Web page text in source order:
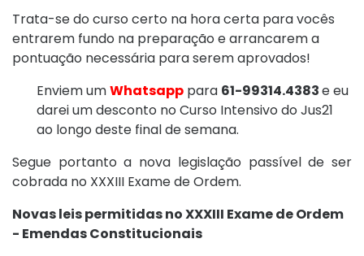
Trata-se do curso certo na hora certa para vocês
entrarem fundo na preparação e arrancarem a
pontuação necessária para serem aprovados!
Enviem umWhatsapp para 61-99314.4383e eu
darei um desconto no Curso Intensivo do Jus21
ao longo deste final de semana.
Segue portanto a nova legislação passível de ser
cobrada no XXXIII Exame de Ordem.
Novas leis permitidas no XXXIII Exame de Ordem
- Emendas Constitucionais